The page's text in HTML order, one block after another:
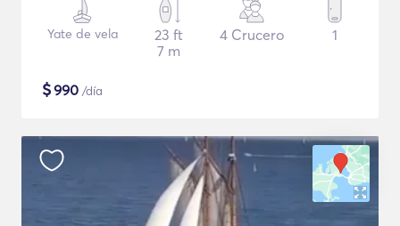
Yate de vela
23 ft
7 m
4 Crucero 1
$990 /día